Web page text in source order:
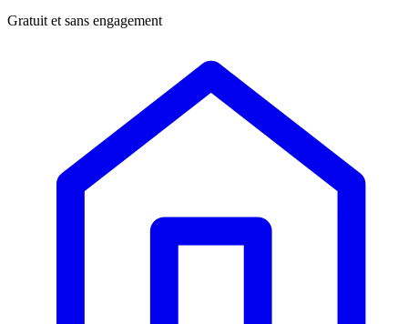
Gratuit et sans engagement